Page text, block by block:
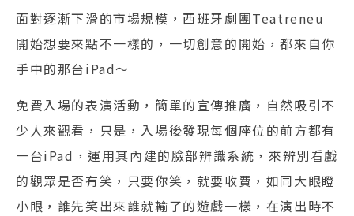
面對逐漸下滑的市場規模，西班牙劇團Teatreneu
開始想要來點不一樣的，一切創意的開始，都來自你
手中的那台iPad～
免費入場的表演活動，簡單的宣傳推廣，自然吸引不
少人來觀看，只是，入場後發現每個座位的前方都有
一台iPad，運用其內建的臉部辨識系統，來辨別看戲
的觀眾是否有笑，只要你笑，就要收費，如同大眼瞪
小眼，誰先笑出來誰就輸了的遊戲一樣，在演出時不